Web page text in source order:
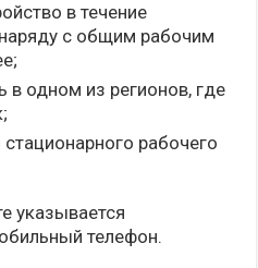
в течение
с общим рабочим
в одном из регионов, где
рабочего
указывается
телефон.